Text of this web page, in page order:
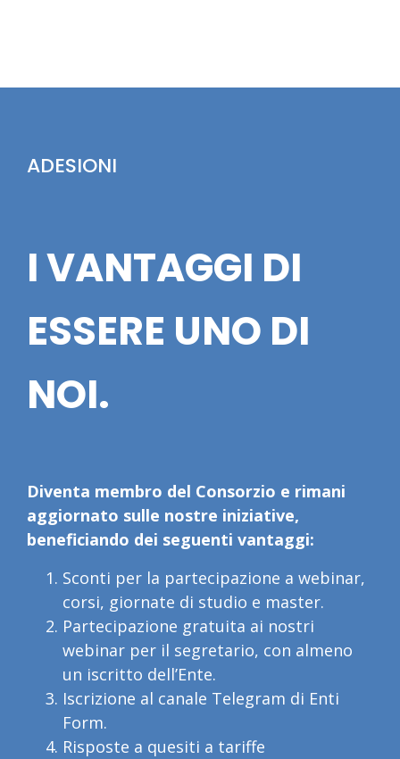
ADESIONI
I VANTAGGI DI
ESSERE UNO DI
NOI.
Diventa membro del Consorzio e rimani
aggiornato sulle nostre iniziative,
beneficiando dei seguenti vantaggi:
Sconti per la partecipazione a webinar,
corsi, giornate di studio e master.
Partecipazione gratuita ai nostri
webinar per il segretario, con almeno
un iscritto dell’Ente.
Iscrizione al canale Telegram di Enti
Form.
Risposte a quesiti a tariffe